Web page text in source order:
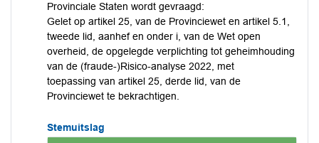
Provinciale Staten wordt gevraagd:
Gelet op artikel 25, van de Provinciewet en artikel 5.1,
tweede lid, aanhef en onder i, van de Wet open
overheid, de opgelegde verplichting tot geheimhouding
van de (fraude-)Risico-analyse 2022, met
toepassing van artikel 25, derde lid, van de
Provinciewet te bekrachtigen.
Stemuitslag